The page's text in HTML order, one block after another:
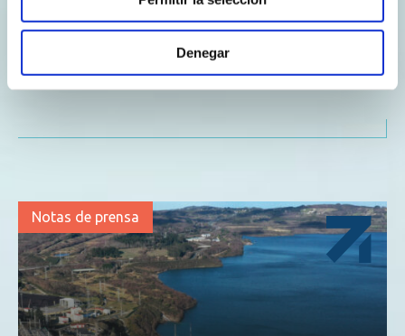
Denegar
refuerza su galleguidad, refleja el compromiso…
Explore more
Notas de prensa